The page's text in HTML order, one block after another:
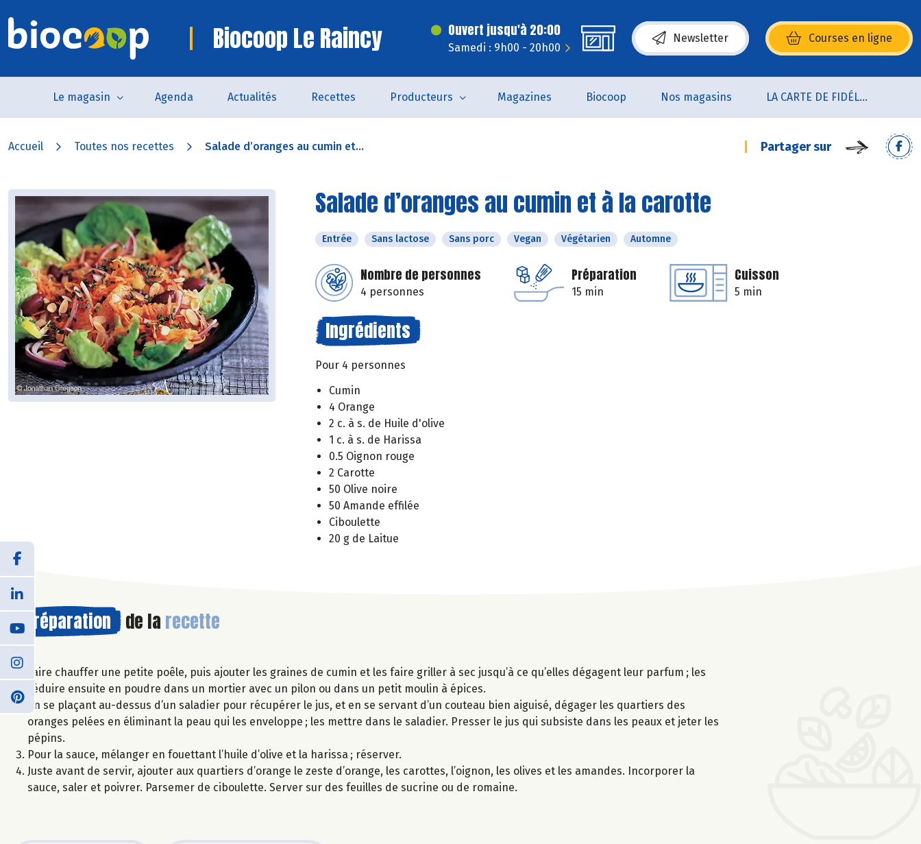
Biocoop Le Raincy Ouvert jusqu'à 20:00
Samedi : 9h00 - 20h00
Newsletter Courses en ligne
(s’ouvre dans une nouvelle fenêtre)
Le magasin Agenda Actualités Recettes Producteurs Magazines Biocoop Nos magasins LA CARTE DE FIDÉLITÉ
Accueil Toutes nos recettes Salade d’oranges au cumin et... Partager sur
Salade d’oranges au cumin et à la carotte
Entrée Sans lactose Sans porc Vegan Végétarien Automne
Nombre de personnes
4 personnes
Préparation
15 min
Cuisson
5 min
Ingrédients
Pour 4 personnes
Cumin
4 Orange
2 c. à s. de Huile d'olive
1 c. à s. de Harissa
0.5 Oignon rouge
2 Carotte
50 Olive noire
50 Amande effilée
Ciboulette
20 g de Laitue
Préparation de la recette
Faire chauffer une petite poêle, puis ajouter les graines de cumin et les faire griller à sec jusqu’à ce qu’elles dégagent leur parfum ; les
réduire ensuite en poudre dans un mortier avec un pilon ou dans un petit moulin à épices.
En se plaçant au-dessus d’un saladier pour récupérer le jus, et en se servant d’un couteau bien aiguisé, dégager les quartiers des
oranges pelées en éliminant la peau qui les enveloppe ; les mettre dans le saladier. Presser le jus qui subsiste dans les peaux et jeter les
pépins.
Pour la sauce, mélanger en fouettant l’huile d’olive et la harissa ; réserver.
Juste avant de servir, ajouter aux quartiers d’orange le zeste d’orange, les carottes, l’oignon, les olives et les amandes. Incorporer la
sauce, saler et poivrer. Parsemer de ciboulette. Server sur des feuilles de sucrine ou de romaine.